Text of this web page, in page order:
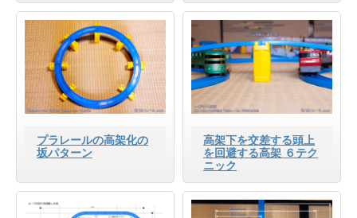
プラレールの高架化の
坂パターン
高架下を交差する頭上
を回避する高架 ６テク
ニック